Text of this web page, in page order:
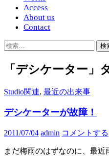
Access
About us
Contact
検
「デシケーター」
Studio関連, 最近の出来事
デシケーターが故障！
2011/07/04 admin コメントする
まだ梅雨のはずなのに、最近